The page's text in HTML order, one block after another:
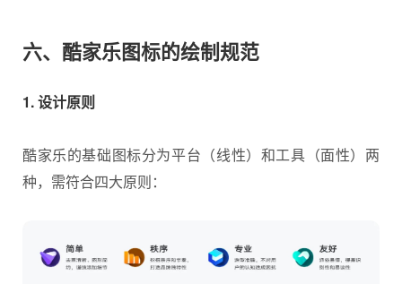
六、酷家乐图标的绘制规范
1. 设计原则
酷家乐的基础图标分为平台（线性）和工具（面性）两
种，需符合四大原则：